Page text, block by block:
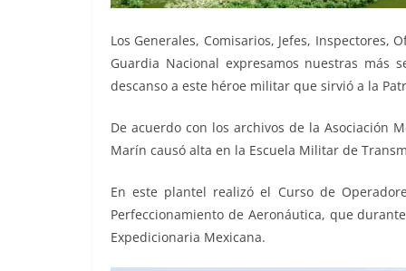
Los Generales, Comisarios, Jefes, Inspectores,
Guardia Nacional expresamos nuestras más
descanso a este héroe militar que sirvió a la
De acuerdo con los archivos de la Asociación
Marín causó alta en la Escuela Militar de
En este plantel realizó el Curso de
Perfeccionamiento de Aeronáutica, que
Expedicionaria Mexicana.